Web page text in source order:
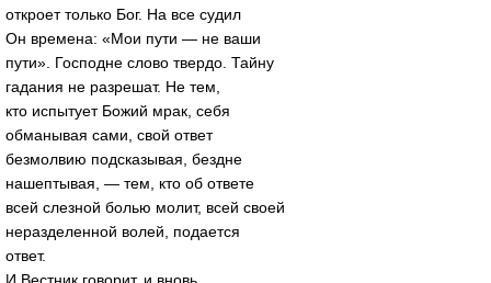
откроет только Бог. На все судил
Он времена: «Мои пути — не ваши
пути». Господне слово твердо. Тайну
гадания не разрешат. Не тем,
кто испытует Божий мрак, себя
обманывая сами, свой ответ
безмолвию подсказывая, бездне
нашептывая, — тем, кто об ответе
всей слезной болью молит, всей своей
неразделенной волей, подается
ответ.
И Вестник говорит, и вновь